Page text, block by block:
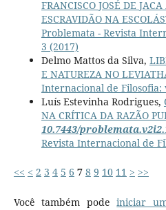
FRANCISCO JOSÉ DE
ESCRAVIDÃO NA
Problemata - Revista
3 (2017)
Delmo Mattos da Silva,
E NATUREZA NO
Internacional de Filosofia:
Luís Estevinha Rodrigues,
NA CRÍTICA DA RAZÃO
10.7443/
Revista Internacional de
<< < 2 3 4 5 6 7 8 9 10 11 > >>
Você também podeiniciar